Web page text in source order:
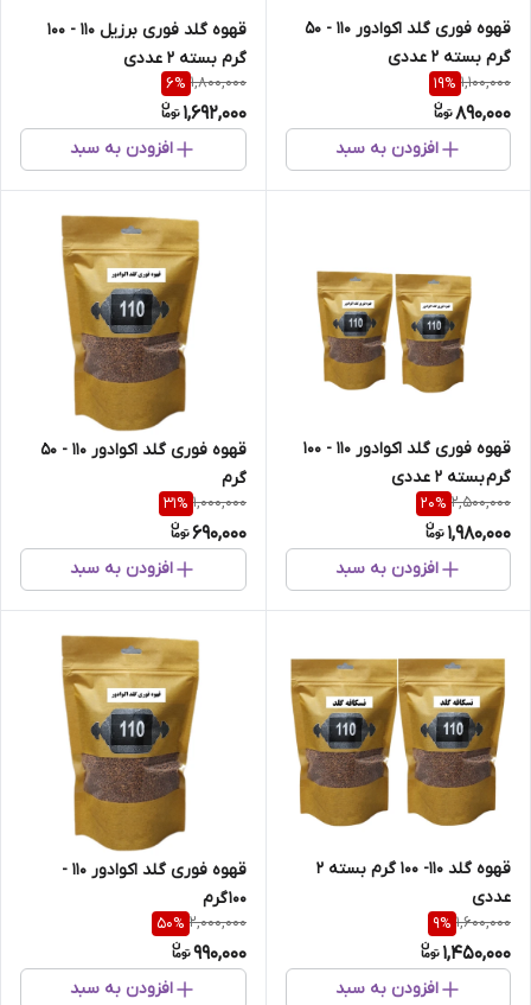
قهوه فوری گلد اکوادور 110 - 50
گرم بسته 2 عددی
1,100,000
19%
890,000
افزودن به سبد
قهوه گلد فوری برزیل 110 - 100
گرم بسته 2 عددی
1,800,000
6%
1,692,000
افزودن به سبد
قهوه فوری گلد اکوادور 110 - 100
گرم بسته 2 عددی
2,500,000
20%
1,980,000
افزودن به سبد
قهوه فوری گلد اکوادور 110 - 50
گرم
1,000,000
31%
690,000
افزودن به سبد
قهوه گلد 110- 100 گرم بسته 2
عددی
1,600,000
9%
1,450,000
افزودن به سبد
قهوه فوری گلد اکوادور 110 -
100 گرم
2,000,000
50%
990,000
افزودن به سبد